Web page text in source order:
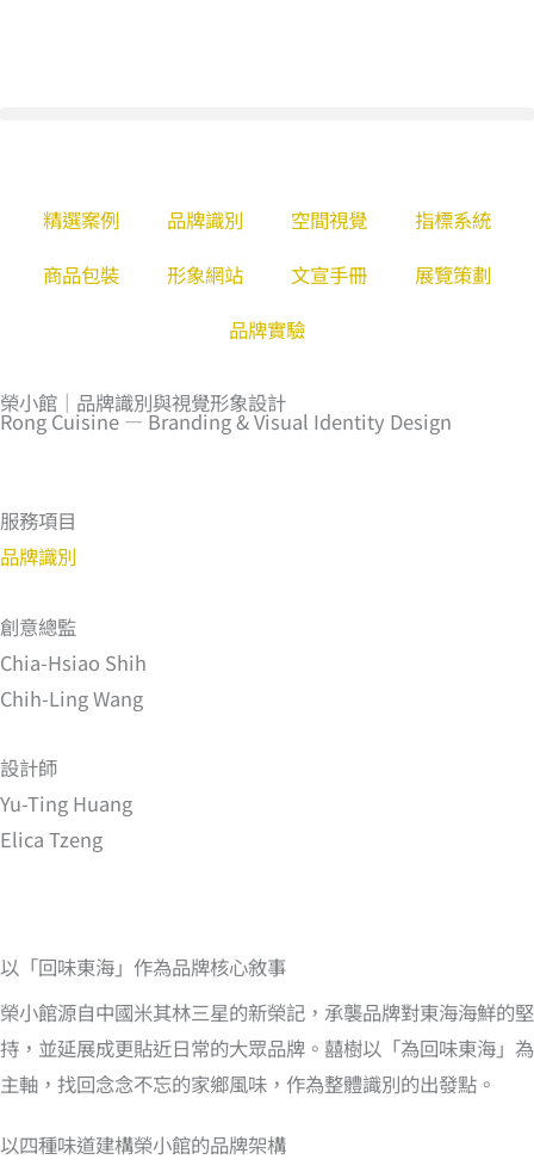
精選案例
品牌識別 空間視覺
指標系統
商品包裝
形象網站 文宣手冊
展覽策劃
品牌實驗
榮小館｜品牌識別與視覺形象設計
Rong Cuisine — Branding & Visual Identity Design
服務項目
品牌識別
創意總監
Chia-Hsiao Shih
Chih-Ling Wang
設計師
Yu-Ting Huang
Elica Tzeng
以「回味東海」作為品牌核心敘事
榮小館源自中國米其林三星的新榮記，承襲品牌對東海海鮮的堅
持，並延展成更貼近日常的大眾品牌。囍樹以「為回味東海」為
主軸，找回念念不忘的家鄉風味，作為整體識別的出發點。
以四種味道建構榮小館的品牌架構